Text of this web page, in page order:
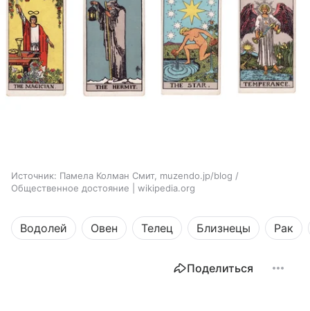
Источник: Памела Колман Смит, muzendo.jp/blog /
Общественное достояние | wikipedia.org
Водолей Овен Телец Близнецы Рак
Поделиться